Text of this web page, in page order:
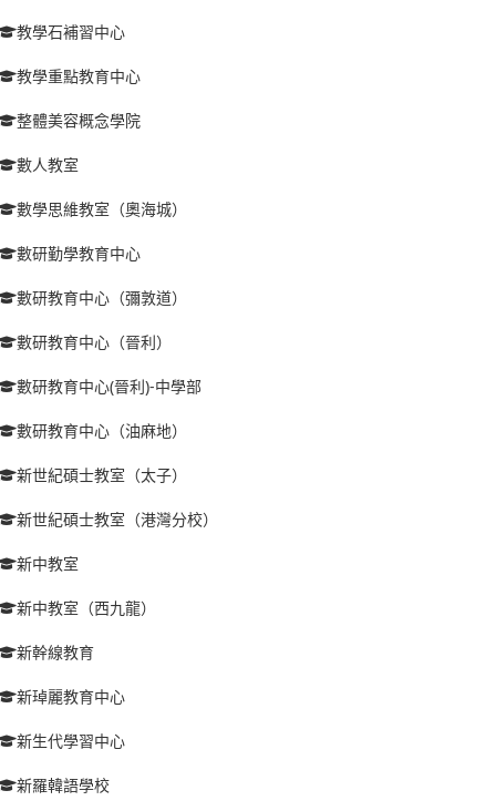
教學石補習中心
教學重點教育中心
整體美容概念學院
數人教室
數學思維教室（奧海城）
數研勤學教育中心
數研教育中心（彌敦道）
數研教育中心（晉利）
數研教育中心(晉利)-中學部
數研教育中心（油麻地）
新世紀碩士教室（太子）
新世紀碩士教室（港灣分校）
新中教室
新中教室（西九龍）
新幹線教育
新琸麗教育中心
新生代學習中心
新羅韓語學校